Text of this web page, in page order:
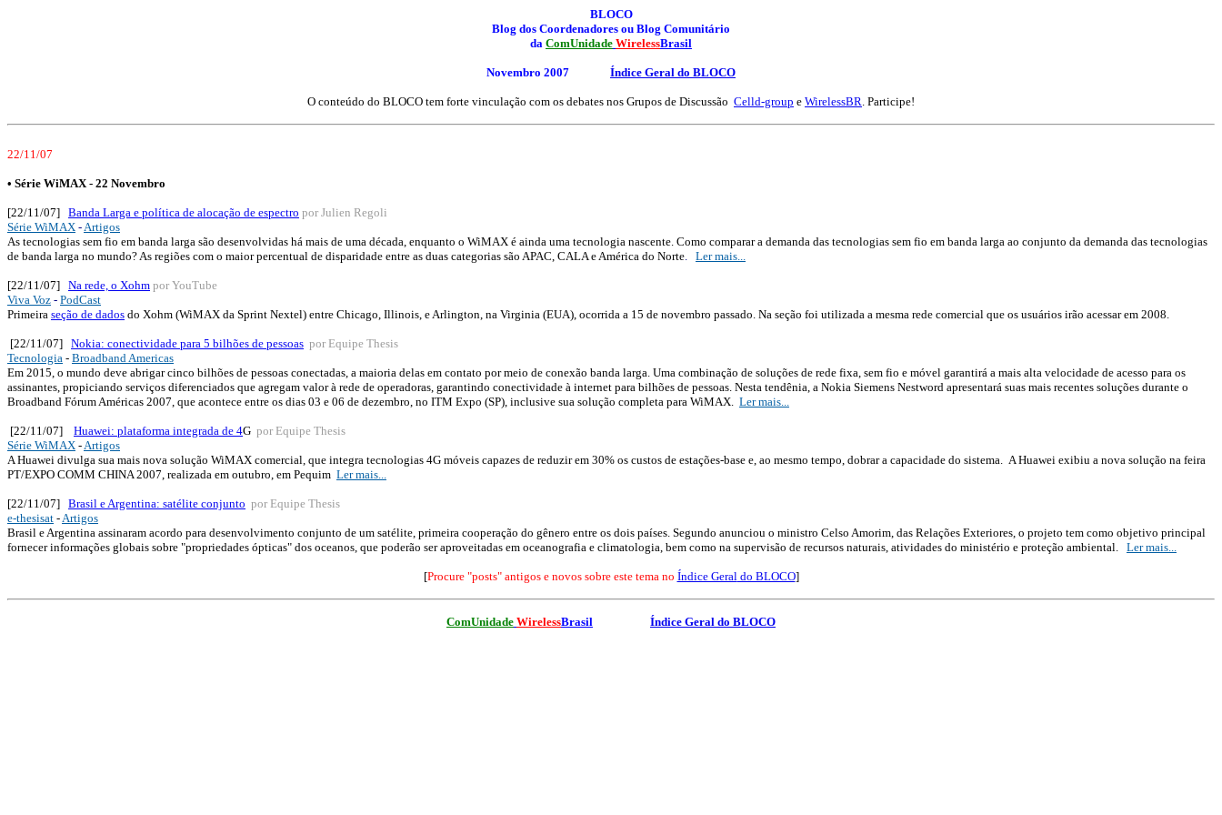
BLOCO
Blog dos Coordenadores ou Blog Comunitário
da ComUnidade WirelessBrasil
Novembro 2007 Índice Geral do BLOCO
O conteúdo do BLOCO tem forte vinculação com os debates nos Grupos de Discussão Celld-group e WirelessBR. Participe!
22/11/07
• Série WiMAX - 22 Novembro
[22/11/07] Banda Larga e política de alocação de espectro por Julien Regoli
Série WiMAX -Artigos
As tecnologias sem fio em banda larga são desenvolvidas há mais de uma década, enquanto o WiMAX é ainda uma tecnologia nascente. Como comparar a demanda das tecnologias sem fio em banda larga ao conjunto da demanda das tecnologias
de banda larga no mundo? As regiões com o maior percentual de disparidade entre as duas categorias são APAC, CALA e América do Norte. Ler mais...
[22/11/07] Na rede, o Xohm por YouTube
Viva Voz - PodCast
Primeira seção de dados do Xohm (WiMAX da Sprint Nextel) entre Chicago, Illinois, e Arlington, na Virginia (EUA), ocorrida a 15 de novembro passado. Na seção foi utilizada a mesma rede comercial que os usuários irão acessar em 2008.
[22/11/07] Nokia: conectividade para 5 bilhões de pessoas por Equipe Thesis
Tecnologia - Broadband Americas
Em 2015, o mundo deve abrigar cinco bilhões de pessoas conectadas, a maioria delas em contato por meio de conexão banda larga. Uma combinação de soluções de rede fixa, sem fio e móvel garantirá a mais alta velocidade de acesso para os
assinantes, propiciando serviços diferenciados que agregam valor à rede de operadoras, garantindo conectividade à internet para bilhões de pessoas. Nesta tendênia, a Nokia Siemens Nestword apresentará suas mais recentes soluções durante o
Broadband Fórum Américas 2007, que acontece entre os dias 03 e 06 de dezembro, no ITM Expo (SP), inclusive sua solução completa para WiMAX. Ler mais...
[22/11/07] Huawei: plataforma integrada de 4G por Equipe Thesis
Série WiMAX -Artigos
A Huawei divulga sua mais nova solução WiMAX comercial, que integra tecnologias 4G móveis capazes de reduzir em 30% os custos de estações-base e, ao mesmo tempo, dobrar a capacidade do sistema. A Huawei exibiu a nova solução na feira
PT/EXPO COMM CHINA 2007, realizada em outubro, em Pequim Ler mais...
[22/11/07] Brasil e Argentina: satélite conjunto por Equipe Thesis
e-thesisat -Artigos
Brasil e Argentina assinaram acordo para desenvolvimento conjunto de um satélite, primeira cooperação do gênero entre os dois países. Segundo anunciou o ministro Celso Amorim, das Relações Exteriores, o projeto tem como objetivo principal
fornecer informações globais sobre "propriedades ópticas" dos oceanos, que poderão ser aproveitadas em oceanografia e climatologia, bem como na supervisão de recursos naturais, atividades do ministério e proteção ambiental. Ler mais...
[Procure "posts" antigos e novos sobre este tema no Índice Geraldo BLOCO]
ComUnidade WirelessBrasil Índice Geral do BLOCO